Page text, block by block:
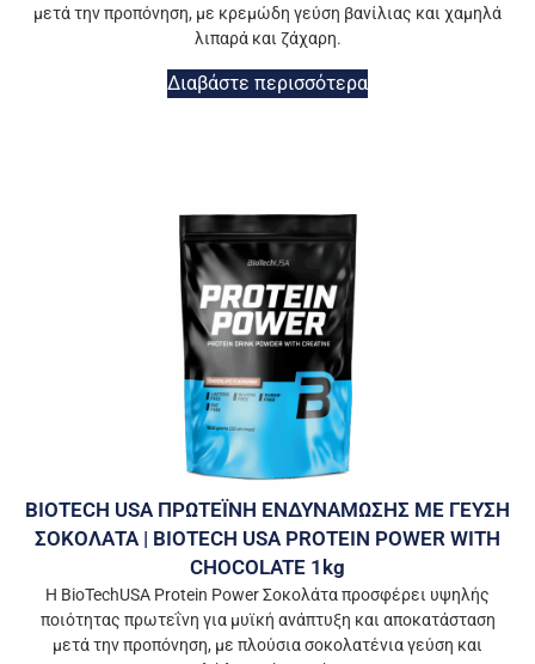
μετά την προπόνηση, με κρεμώδη γεύση βανίλιας και χαμηλά
λιπαρά και ζάχαρη.
Διαβάστε περισσότερα
BIOTECH USA ΠΡΩΤΕΪΝΗ ΕΝΔΥΝΑΜΩΣΗΣ ΜΕ ΓΕΥΣΗ
ΣΟΚΟΛΑΤΑ | BIOTECH USA PROTEIN POWER WITH
CHOCOLATE 1kg
Η BioTechUSA Protein Power Σοκολάτα προσφέρει υψηλής
ποιότητας πρωτεΐνη για μυϊκή ανάπτυξη και αποκατάσταση
μετά την προπόνηση, με πλούσια σοκολατένια γεύση και